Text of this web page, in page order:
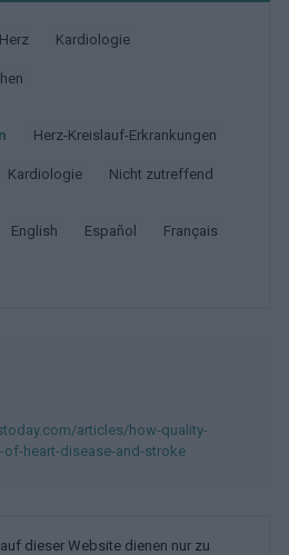
Herz Kardiologie
Herz-Kreislauf-Erkrankungen
Kardiologie Nicht zutreffend
english español français
articles/how-quality-
of-heart-disease-and-stroke
dieser Website dienen nur zu